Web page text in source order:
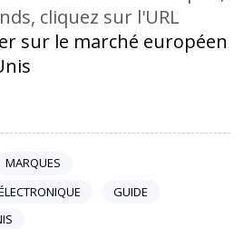
cliquez sur l'URL
sur le marché européen
MARQUES
GUIDE